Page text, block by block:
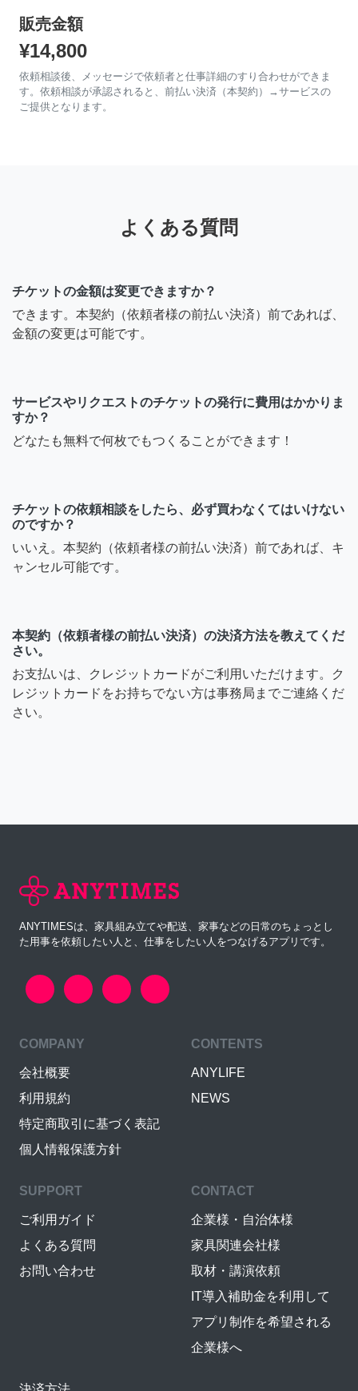
販売金額
¥14,800
依頼相談後、メッセージで依頼者と仕事詳細のすり合わせができま
す。依頼相談が承認されると、前払い決済（本契約）→サービスの
ご提供となります。
よくある質問
チケットの金額は変更できますか？
できます。本契約（依頼者様の前払い決済）前であれば、
金額の変更は可能です。
サービスやリクエストのチケットの発行に費用はかかりま
すか？
どなたも無料で何枚でもつくることができます！
チケットの依頼相談をしたら、必ず買わなくてはいけない
のですか？
いいえ。本契約（依頼者様の前払い決済）前であれば、キ
ャンセル可能です。
本契約（依頼者様の前払い決済）の決済方法を教えてくだ
さい。
お支払いは、クレジットカードがご利用いただけます。ク
レジットカードをお持ちでない方は事務局までご連絡くだ
さい。
ANYTIMESは、家具組み立てや配送、家事などの日常のちょっとし
た用事を依頼したい人と、仕事をしたい人をつなげるアプリです。
COMPANY
会社概要
利用規約
特定商取引に基づく表記
個人情報保護方針
CONTENTS
ANYLIFE
NEWS
SUPPORT
ご利用ガイド
よくある質問
お問い合わせ
CONTACT
企業様・自治体様
家具関連会社様
取材・講演依頼
IT導入補助金を利用して
アプリ制作を希望される
企業様へ